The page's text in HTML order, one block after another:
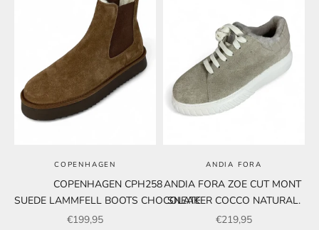
COPENHAGEN
COPENHAGEN CPH258
SUEDE LAMMFELL BOOTS CHOCOLATE
Angebot
€199,95
ANDIA FORA
ANDIA FORA ZOE CUT MONT
SNEAKER COCCO NATURAL.
Angebot
€219,95